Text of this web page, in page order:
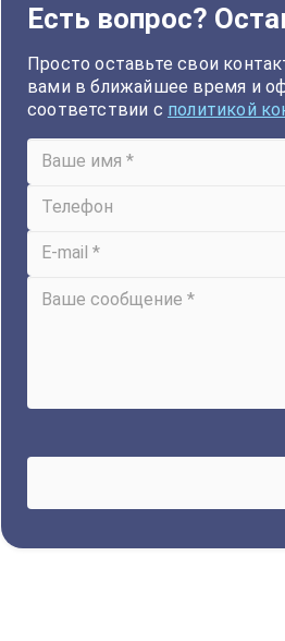
Есть вопрос?
Просто оставьте свои
вами в ближайшее время и
соответствии с политикой